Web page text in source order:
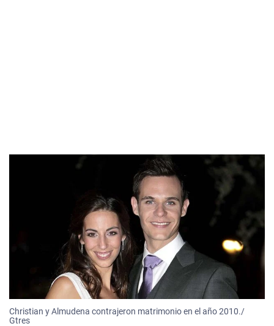
Christian y Almudena contrajeron matrimonio en el año 2010./
Gtres